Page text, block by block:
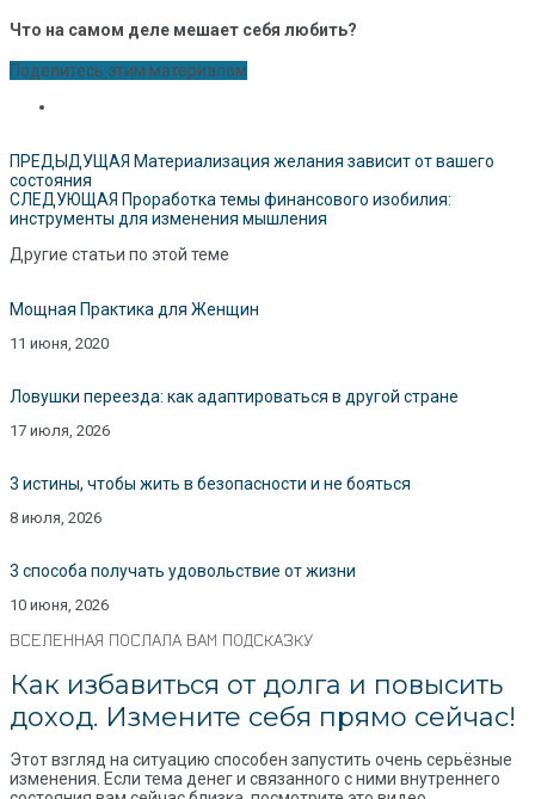
Что на самом деле мешает себя любить?
Поделитесь этим материалом
ПРЕДЫДУЩАЯ Материализация желания зависит от вашего
состояния
СЛЕДУЮЩАЯ Проработка темы финансового изобилия:
инструменты для изменения мышления
Другие статьи по этой теме
Мощная Практика для Женщин
11 июня, 2020
Ловушки переезда: как адаптироваться в другой стране
17 июля, 2026
3 истины, чтобы жить в безопасности и не бояться
8 июля, 2026
3 способа получать удовольствие от жизни
10 июня, 2026
ВСЕЛЕННАЯ ПОСЛАЛА ВАМ ПОДСКАЗКУ
Как избавиться от долга и повысить
доход. Измените себя прямо сейчас!
Этот взгляд на ситуацию способен запустить очень серьёзные
изменения. Если тема денег и связанного с ними внутреннего